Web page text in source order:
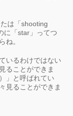
は「shooting
に「star」ってつ
ね。
いるわけではない
ることができま
」と呼ばれてい
見ることができま